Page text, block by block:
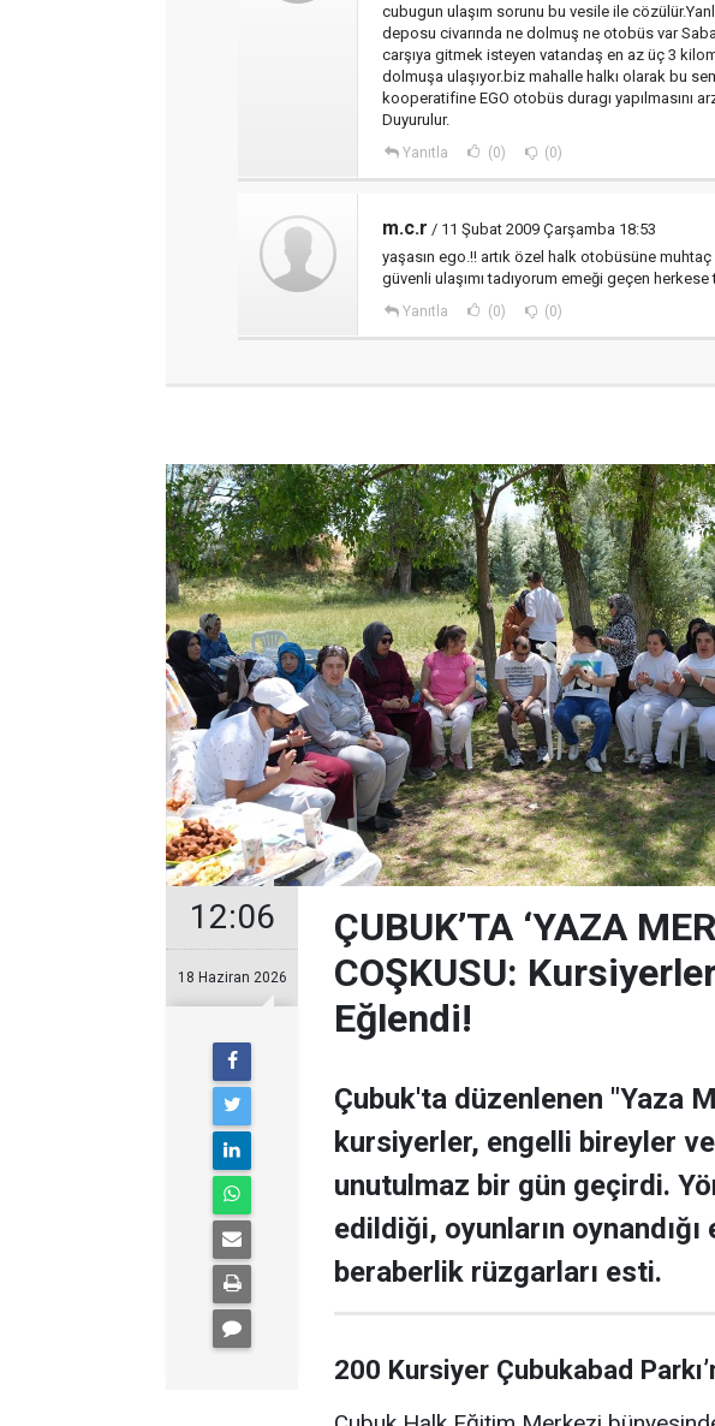
cubugun ulaşım sorunu bu vesile ile
deposu civarında ne dolmuş ne otobüs var
carşıya gitmek isteyen vatandaş en az üç 3
dolmuşa ulaşıyor.biz mahalle halkı olarak bu
kooperatifine EGO otobüs duragı yapılmasını
Duyurulur.
Yanıtla (0) (0)
m.c.r / 11 Şubat 2009 Çarşamba 18:53
yaşasın ego.!! artık özel halk otobüsüne
güvenli ulaşımı tadıyorum emeği geçen herkese
Yanıtla (0) (0)
12:06
18 Haziran 2026
ÇUBUK’TA ‘YAZA
COŞKUSU:
Eğlendi!
Çubuk'ta düzenlenen "Yaza
kursiyerler, engelli bireyler
unutulmaz bir gün geçirdi.
edildiği, oyunların
beraberlik rüzgarları esti.
200 Kursiyer Çubukabad